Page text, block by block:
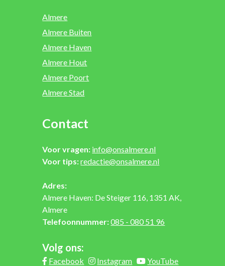
Almere
Almere Buiten
Almere Haven
Almere Hout
Almere Poort
Almere Stad
Contact
Voor vragen: info@onsalmere.nl
Voor tips:redactie@onsalmere.nl
Adres:
Almere Haven: De Steiger 116, 1351 AK,
Almere
Telefoonnummer:085 - 080 51 96
Volg ons:
Facebook Instagram YouTube